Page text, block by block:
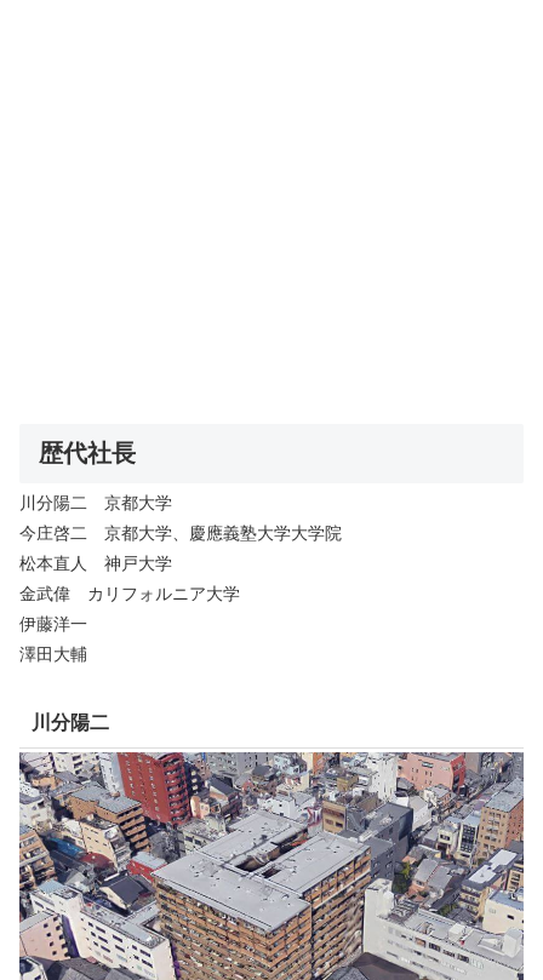
歴代社長
川分陽二 京都大学
今庄啓二 京都大学、慶應義塾大学大学院
松本直人 神戸大学
金武偉 カリフォルニア大学
伊藤洋一
澤田大輔
川分陽二